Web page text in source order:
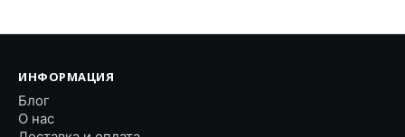
ИНФОРМАЦИЯ
Блог
О нас